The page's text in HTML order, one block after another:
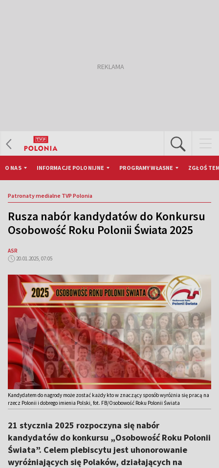
O NAS INFORMACJE POLONIJNE PROGRAMY WŁASNE ZGŁOŚ
Patronaty medialne TVP Polonia
Rusza nabór kandydatów do Konkursu
Osobowość Roku Polonii Świata 2025
ASR
20.01.2025, 07:05
Kandydatem do nagrody może zostać każdy kto w znaczący sposób wyróżnia się pracą na
rzecz Polonii i dobrego imienia Polski, fot. FB/Osobowość Roku Polonii Świata
21 stycznia 2025 rozpoczyna się nabór
kandydatów do konkursu „Osobowość Roku Polonii
Świata”. Celem plebiscytu jest uhonorowanie
wyróżniających się Polaków, działających na